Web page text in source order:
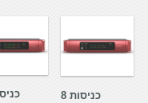
8 כניסות